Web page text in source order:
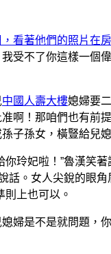
看著他們的照片在
受不了你這樣一個
中國人壽大樓媳婦要
啊！那咱們也有前
子孫女，橫豎給兒
妃啦！”魯漢笑著
話。女人尖銳的眼
則上也可以。
媳婦是不是就問題，